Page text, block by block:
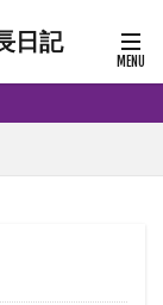
日記